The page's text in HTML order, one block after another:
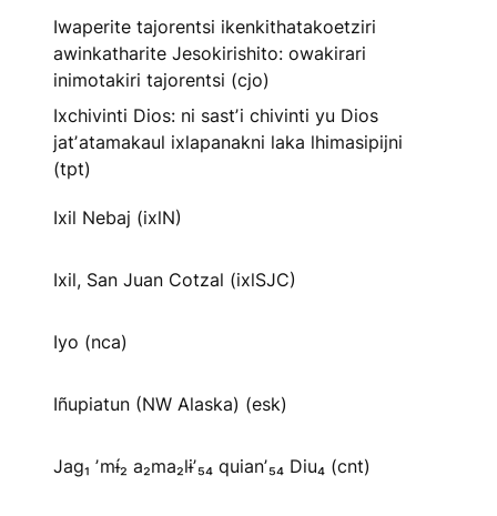
Iwaperite tajorentsi ikenkithatakoetziri
awinkatharite Jesokirishito: owakirari
inimotakiri tajorentsi (cjo)
Ixchivinti Dios: ni sastʼi chivinti yu Dios
jatʼatamakaul ixlapanakni laka lhimasipijni
(tpt)
Ixil Nebaj (ixlN)
Ixil, San Juan Cotzal (ixlSJC)
Iyo (nca)
Iñupiatun (NW Alaska) (esk)
Jag₁ ʼmɨ́₂ a₂ma₂lɨʼ₅₄ quianʼ₅₄ Diu₄ (cnt)